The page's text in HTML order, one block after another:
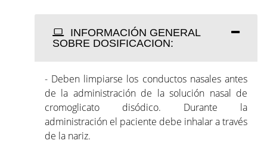
INFORMACIÓN GENERAL
SOBRE DOSIFICACION:
- Deben limpiarse los conductos nasales antes
de la administración de la solución nasal de
cromoglicato disódico. Durante la
administración el paciente debe inhalar a través
de la nariz.